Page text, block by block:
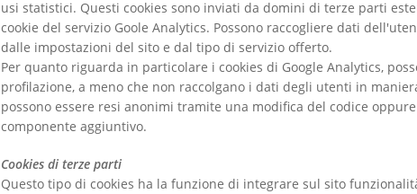
usi statistici. Questi cookies sono inviati da domini di terze parti
cookie del servizio Goole Analytics. Possono raccogliere dati
dalle impostazioni del sito e dal tipo di servizio offerto.
Per quanto riguarda in particolare i cookies di Google Analytics,
profilazione, a meno che non raccolgano i dati degli utenti in
possono essere resi anonimi tramite una modifica del codice
componente aggiuntivo.
Cookies di terze parti
Questo tipo di cookies ha la funzione di integrare sul sito